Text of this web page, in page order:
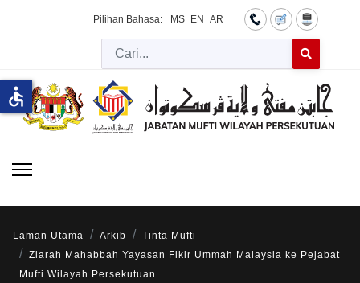
Pilihan Bahasa: MS EN AR
Cari
Laman Utama Arkib
Tinta Mufti
Ziarah Mahabbah Yayasan Fikir Ummah Malaysia ke Pejabat
Mufti Wilayah Persekutuan
accessible